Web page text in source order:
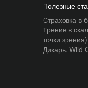
Полезные
Страховка в
Трение в
точки зрения).
Дикарь. Wild